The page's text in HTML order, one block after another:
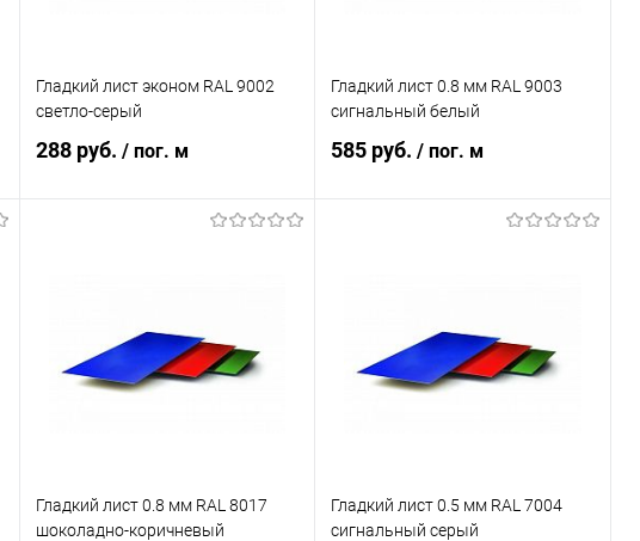
Гладкий лист эконом RAL 9002
светло-серый
288 руб. / пог. м
В избранное Под заказ
Гладкий лист 0.8 мм RAL 9003
сигнальный белый
585 руб./ пог. м
В избранное Под заказ
Гладкий лист 0.8 мм RAL 8017
шоколадно-коричневый
Гладкий лист 0.5 мм RAL 7004
сигнальный серый